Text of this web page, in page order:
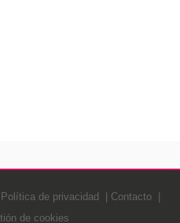
Política de privacidad
Contacto
de cookies